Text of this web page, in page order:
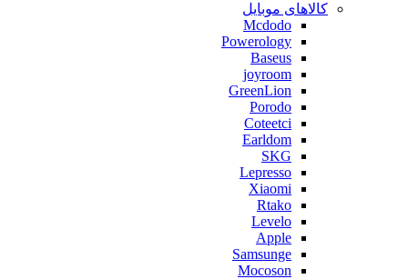
کالاهای موبایل
Mcdodo
Powerology
Baseus
joyroom
GreenLion
Porodo
Coteetci
Earldom
SKG
Lepresso
Xiaomi
Rtako
Levelo
Apple
Samsunge
Mocoson